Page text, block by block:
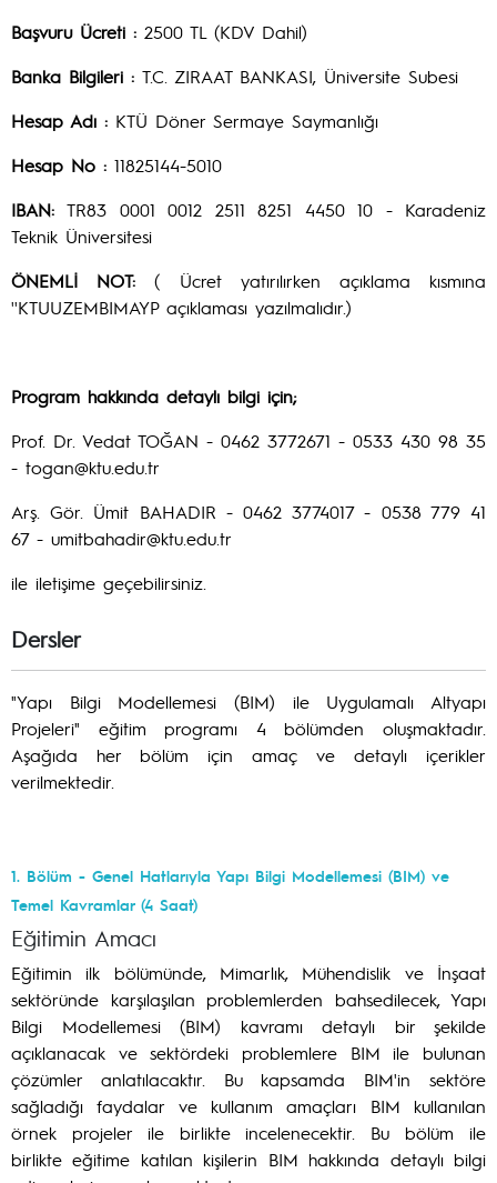
Başvuru Ücreti : 2500 TL (KDV Dahil)
Banka Bilgileri : T.C. ZIRAAT BANKASI, Üniversite Subesi
Hesap Adı : KTÜ Döner Sermaye Saymanlığı
Hesap No : 11825144-5010
IBAN: TR83 0001 0012 2511 8251 4450 10 - Karadeniz
Teknik Üniversitesi
ÖNEMLİ NOT: ( Ücret yatırılırken açıklama kısmına
''KTUUZEMBIMAYP açıklaması yazılmalıdır.)
Program hakkında detaylı bilgi için;
Prof. Dr. Vedat TOĞAN - 0462 3772671 - 0533 430 98 35
- togan@ktu.edu.tr
Arş. Gör. Ümit BAHADIR - 0462 3774017 - 0538 779 41
67 - umitbahadir@ktu.edu.tr
ile iletişime geçebilirsiniz.
Dersler
"Yapı Bilgi Modellemesi (BIM) ile Uygulamalı Altyapı
Projeleri" eğitim programı 4 bölümden oluşmaktadır.
Aşağıda her bölüm için amaç ve detaylı içerikler
verilmektedir.
1. Bölüm - Genel Hatlarıyla Yapı Bilgi Modellemesi (BIM) ve
Temel Kavramlar (4 Saat)
Eğitimin Amacı
Eğitimin ilk bölümünde, Mimarlık, Mühendislik ve İnşaat
sektöründe karşılaşılan problemlerden bahsedilecek, Yapı
Bilgi Modellemesi (BIM) kavramı detaylı bir şekilde
açıklanacak ve sektördeki problemlere BIM ile bulunan
çözümler anlatılacaktır. Bu kapsamda BIM'in sektöre
sağladığı faydalar ve kullanım amaçları BIM kullanılan
örnek projeler ile birlikte incelenecektir. Bu bölüm ile
birlikte eğitime katılan kişilerin BIM hakkında detaylı bilgi